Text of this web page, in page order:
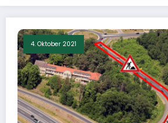
4. Oktober 2021